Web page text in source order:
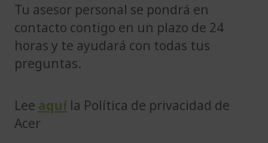
Tu asesor personal se pondrá en
contacto contigo en un plazo de 24
horas y te ayudará con todas tus
preguntas.
Lee aquí la Política de privacidad de
Acer